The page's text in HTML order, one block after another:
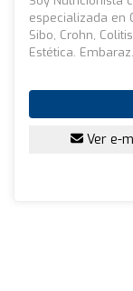
especializada en
Sibo, Crohn,
Estética.
Ver e-